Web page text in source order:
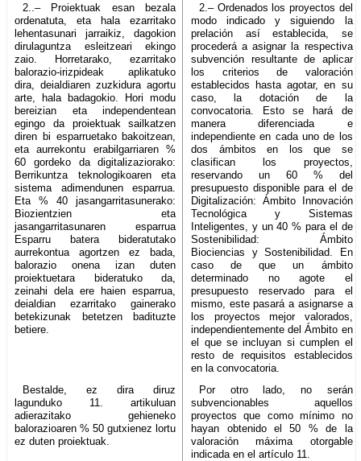
2..– Proiektuak esan bezala
ordenatuta, eta hala ezarritako
lehentasunari jarraikiz, dagokion
dirulaguntza esleitzeari ekingo
zaio. Horretarako, ezarritako
balorazio-irizpideak aplikatuko
dira, deialdiaren zuzkidura agortu
arte, hala badagokio. Hori modu
bereizian eta independentean
egingo da proiektuak sailkatzen
diren bi esparruetako bakoitzean,
eta aurrekontu erabilgarriaren %
60 gordeko da digitalizaziorako:
Berrikuntza teknologikoaren eta
sistema adimendunen esparrua.
Eta % 40 jasangarritasunerako:
Biozientzien eta
jasangarritasunaren esparrua
Esparru batera bideratutako
aurrekontua agortzen ez bada,
balorazio onena izan duten
proiektuetara bideratuko da,
zeinahi dela ere haien esparrua,
deialdian ezarritako gainerako
betekizunak betetzen badituzte
betiere.
2.– Ordenados los proyectos del
modo indicado y siguiendo la
prelación así establecida, se
procederá a asignar la respectiva
subvención resultante de aplicar
los criterios de valoración
establecidos hasta agotar, en su
caso, la dotación de la
convocatoria. Esto se hará de
manera diferenciada e
independiente en cada uno de los
dos ámbitos en los que se
clasifican los proyectos,
reservando un 60 % del
presupuesto disponible para el de
Digitalización: Ámbito Innovación
Tecnológica y Sistemas
Inteligentes, y un 40 % para el de
Sostenibilidad: Ámbito
Biociencias y Sostenibilidad. En
caso de que un ámbito
determinado no agote el
presupuesto reservado para el
mismo, este pasará a asignarse a
los proyectos mejor valorados,
independientemente del Ámbito en
el que se incluyan si cumplen el
resto de requisitos establecidos
en la convocatoria.
Bestalde, ez dira diruz
lagunduko 11. artikuluan
adierazitako gehieneko
balorazioaren % 50 gutxienez lortu
ez duten proiektuak.
Por otro lado, no serán
subvencionables aquellos
proyectos que como mínimo no
hayan obtenido el 50 % de la
valoración máxima otorgable
indicada en el artículo 11.